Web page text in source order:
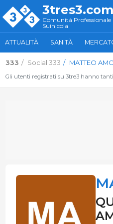
3tres3.com
Comunità Professionale
Suinicola
ATTUALITÀ SANITÀ
333 Social 333 MATTEO
Gli utenti registrati su 3tre3 hanno